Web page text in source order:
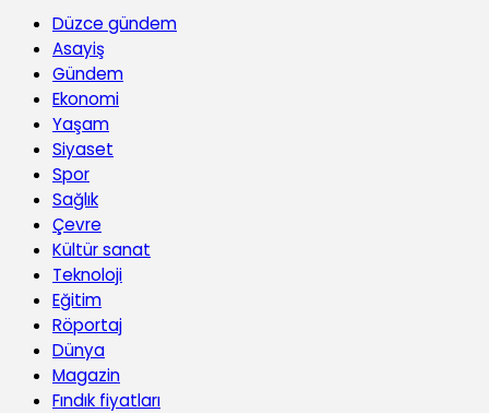
Düzce gündem
Asayiş
Gündem
Ekonomi
Yaşam
Siyaset
Spor
Sağlık
Çevre
Kültür sanat
Teknoloji
Eğitim
Röportaj
Dünya
Magazin
Fındık fiyatları